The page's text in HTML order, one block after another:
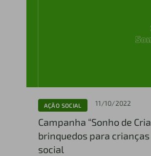
AÇÃO SOCIAL 11/10/2022
Campanha “Sonho de
brinquedos para
social